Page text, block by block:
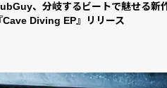
、分岐するビートで魅せる新
Cave Diving EP』リリース